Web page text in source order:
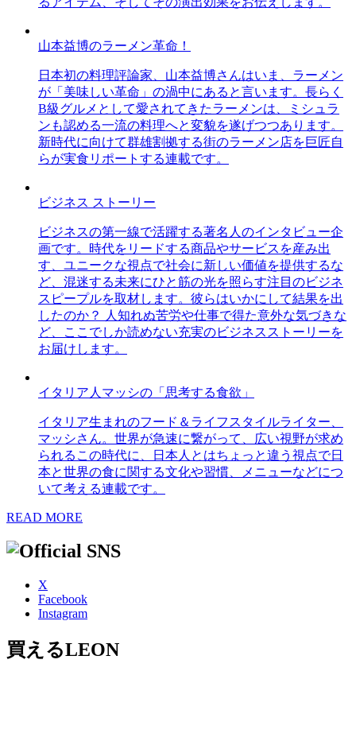
山本益博のラーメン革命！
日本初の料理評論家、山本益博さんはいま、ラーメン
が「美味しい革命」の渦中にあると言います。長らく
B級グルメとして愛されてきたラーメンは、ミシュラ
ンも認める一流の料理へと変貌を遂げつつあります。
新時代に向けて群雄割拠する街のラーメン店を巨匠自
らが実食リポートする連載です。
ビジネス ストーリー
ビジネスの第一線で活躍する著名人のインタビュー企
画です。時代をリードする商品やサービスを産み出
す、ユニークな視点で社会に新しい価値を提供するな
ど、混迷する未来にひと筋の光を照らす注目のビジネ
スピープルを取材します。彼らはいかにして結果を出
したのか？ 人知れぬ苦労や仕事で得た意外な気づきな
ど、ここでしか読めない充実のビジネスストーリーを
お届けします。
イタリア人マッシの「思考する食欲」
イタリア生まれのフード＆ライフスタイルライター、
マッシさん。世界が急速に繋がって、広い視野が求め
られるこの時代に、日本人とはちょっと違う視点で日
本と世界の食に関する文化や習慣、メニューなどにつ
いて考える連載です。
READ MORE
X
Facebook
Instagram
買えるLEON